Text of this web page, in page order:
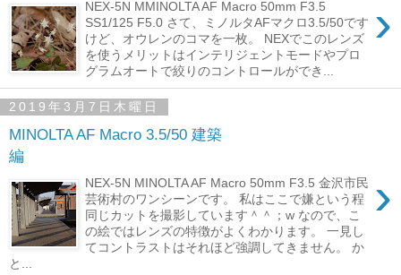
›
NEX-5N MMINOLTA AF Macro 50mm F3.5
SS1/125 F5.0 さて、ミノルタAFマクロ3.5/50です
けど、オウレンのコマを一枚。 NEXでこのレンズ
を使うメリットはインテリジェントモードやプロ
グラムオートで絞りのコントロールができ...
2019年3月7日木曜日
MINOLTA AF Macro 3.5/50 建築
編
›
NEX-5N MINOLTA AF Macro 50mm F3.5 金沢市民
芸術村のワンシーンです。 私はここで嫌という程
同じカットを撮影しています＾＾；w なので、こ
の絵ではレンズの特徴がよくわかります。 一見し
てコントラストはそれほど強調してきません。 か
と...